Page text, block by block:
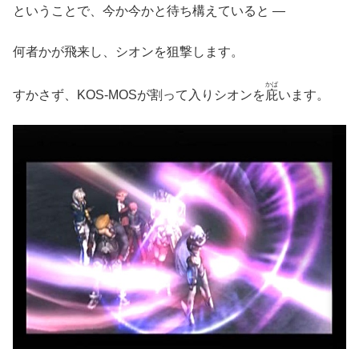
ということで、今か今かと待ち構えていると ―
何者かが飛来し、シオンを狙撃します。
すかさず、KOS-MOSが割って入りシオンを庇
かば
います。